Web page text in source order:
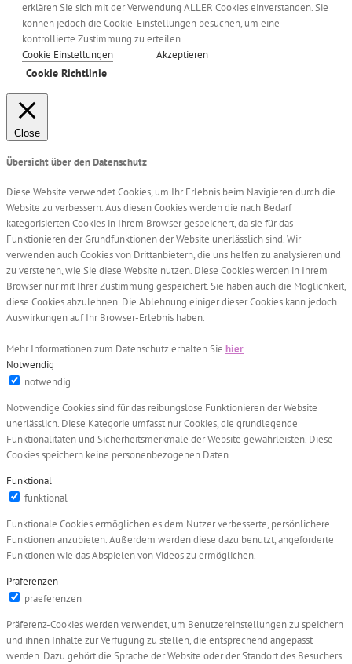
erklären Sie sich mit der Verwendung ALLER Cookies einverstanden. Sie
können jedoch die Cookie-Einstellungen besuchen, um eine
kontrollierte Zustimmung zu erteilen.
Cookie Einstellungen
Akzeptieren
Cookie Richtlinie
Close
Übersicht über den Datenschutz
Diese Website verwendet Cookies, um Ihr Erlebnis beim Navigieren durch die
Website zu verbessern. Aus diesen Cookies werden die nach Bedarf
kategorisierten Cookies in Ihrem Browser gespeichert, da sie für das
Funktionieren der Grundfunktionen der Website unerlässlich sind. Wir
verwenden auch Cookies von Drittanbietern, die uns helfen zu analysieren und
zu verstehen, wie Sie diese Website nutzen. Diese Cookies werden in Ihrem
Browser nur mit Ihrer Zustimmung gespeichert. Sie haben auch die Möglichkeit,
diese Cookies abzulehnen. Die Ablehnung einiger dieser Cookies kann jedoch
Auswirkungen auf Ihr Browser-Erlebnis haben.
Mehr Informationen zum Datenschutz erhalten Sie hier.
Notwendig
notwendig
Notwendige Cookies sind für das reibungslose Funktionieren der Website
unerlässlich. Diese Kategorie umfasst nur Cookies, die grundlegende
Funktionalitäten und Sicherheitsmerkmale der Website gewährleisten. Diese
Cookies speichern keine personenbezogenen Daten.
Funktional
funktional
Funktionale Cookies ermöglichen es dem Nutzer verbesserte, persönlichere
Funktionen anzubieten. Außerdem werden diese dazu benutzt, angeforderte
Funktionen wie das Abspielen von Videos zu ermöglichen.
Präferenzen
praeferenzen
Präferenz-Cookies werden verwendet, um Benutzereinstellungen zu speichern
und ihnen Inhalte zur Verfügung zu stellen, die entsprechend angepasst
werden. Dazu gehört die Sprache der Website oder der Standort des Besuchers.